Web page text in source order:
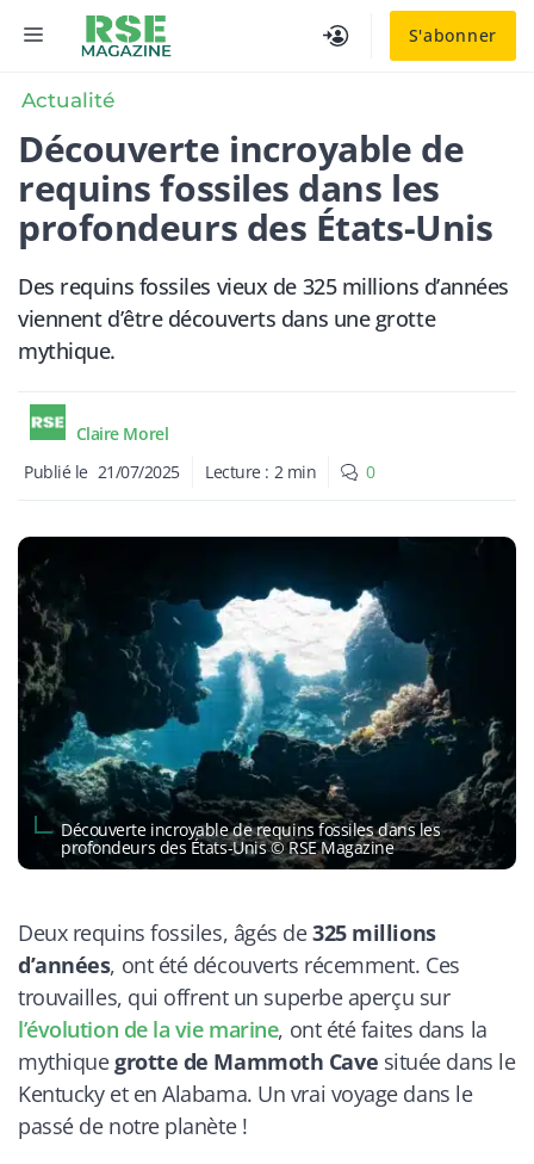
S'abonner
MENU
Actualité
Découverte incroyable de
requins fossiles dans les
profondeurs des États-Unis
Des requins fossiles vieux de 325 millions d’années
viennent d’être découverts dans une grotte
mythique.
Claire Morel
Publié le 21/07/2025 Lecture : 2 min 0
Découverte incroyable de requins fossiles dans les
profondeurs des États-Unis © RSE Magazine
Deux requins fossiles, âgés de325 millions
d’années, ont été découverts récemment. Ces
trouvailles, qui offrent un superbe aperçu sur
l’évolution de la vie marine, ont été faites dans la
mythiquegrotte de Mammoth Cave située dans le
Kentucky et en Alabama. Un vrai voyage dans le
passé de notre planète !